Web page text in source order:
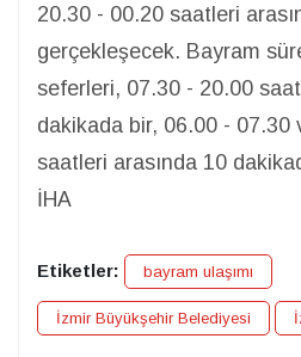
20.30 - 00.20 saatleri
gerçekleşecek. Bayram
seferleri, 07.30 - 20.00
dakikada bir, 06.00 - 07.30
saatleri arasında 10
İHA
Etiketler: bayram ulaşımı
İzmir Büyükşehir Belediyesi